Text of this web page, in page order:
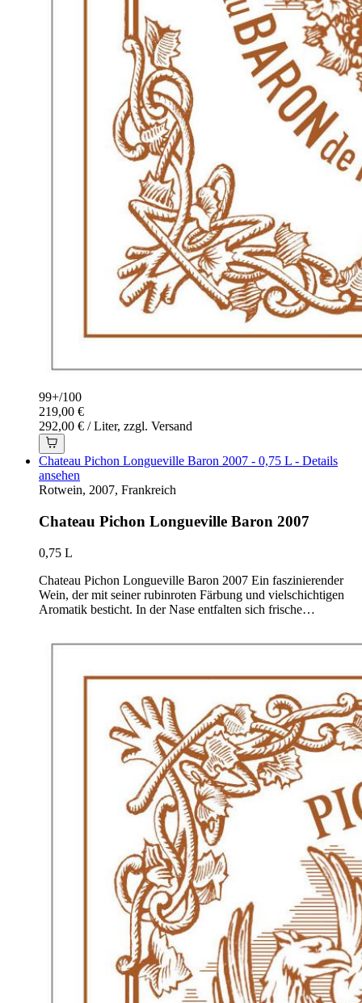
99+/100
219,00 €
292,00 € / Liter, zzgl. Versand
Chateau Pichon Longueville Baron 2007 - 0,75 L - Details
ansehen
Rotwein, 2007, Frankreich
Chateau Pichon Longueville Baron 2007
0,75 L
Chateau Pichon Longueville Baron 2007 Ein faszinierender
Wein, der mit seiner rubinroten Färbung und vielschichtigen
Aromatik besticht. In der Nase entfalten sich frische…